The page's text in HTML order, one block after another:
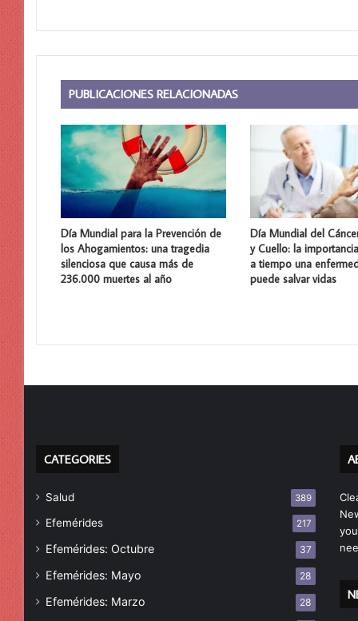
PUBLICACIONES RELACIONADAS
Día Mundial para la Prevención de
los Ahogamientos: una tragedia
silenciosa que causa más de
236.000 muertes al año
Día Mundial del
y Cuello: la
a tiempo una
puede salvar vidas
CATEGORIES
Salud 389
Efemérides 217
Efemérides: Octubre 37
Efemérides: Mayo 28
Efemérides: Marzo 28